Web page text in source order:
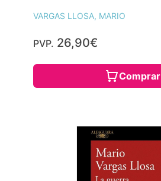
VARGAS LLOSA, MARIO
PVP. 26,90€
Comprar